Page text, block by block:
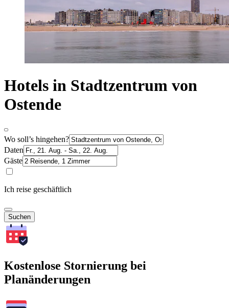
Hotels in Stadtzentrum von
Ostende
Wo soll’s hingehen?
Daten
Gäste
Ich reise geschäftlich
Suchen
Kostenlose Stornierung bei
Planänderungen